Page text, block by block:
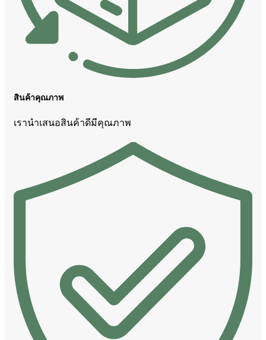
สินค้าคุณภาพ
เรานำเสนอสินค้าดีมีคุณภาพ